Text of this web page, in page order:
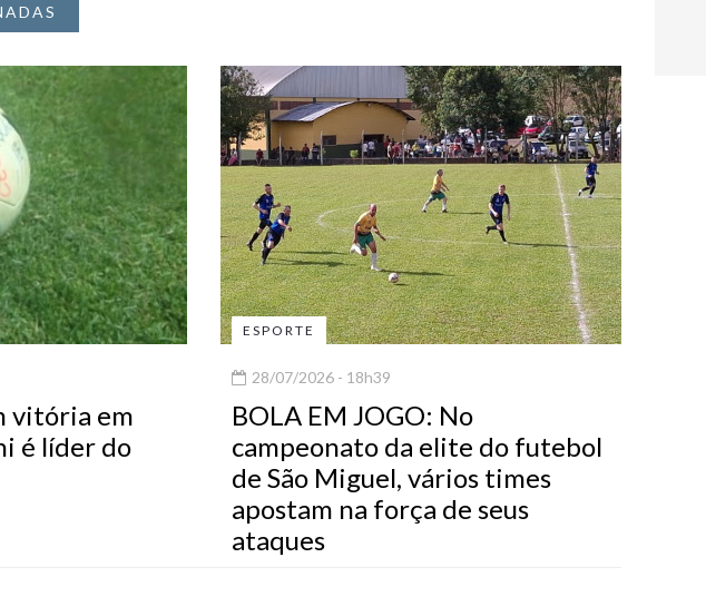
vitória em
é líder do
ESPORTE
28/07/2026 - 18h39
BOLA EM JOGO: No
campeonato da elite do futebol
de São Miguel, vários times
apostam na força de seus
ataques